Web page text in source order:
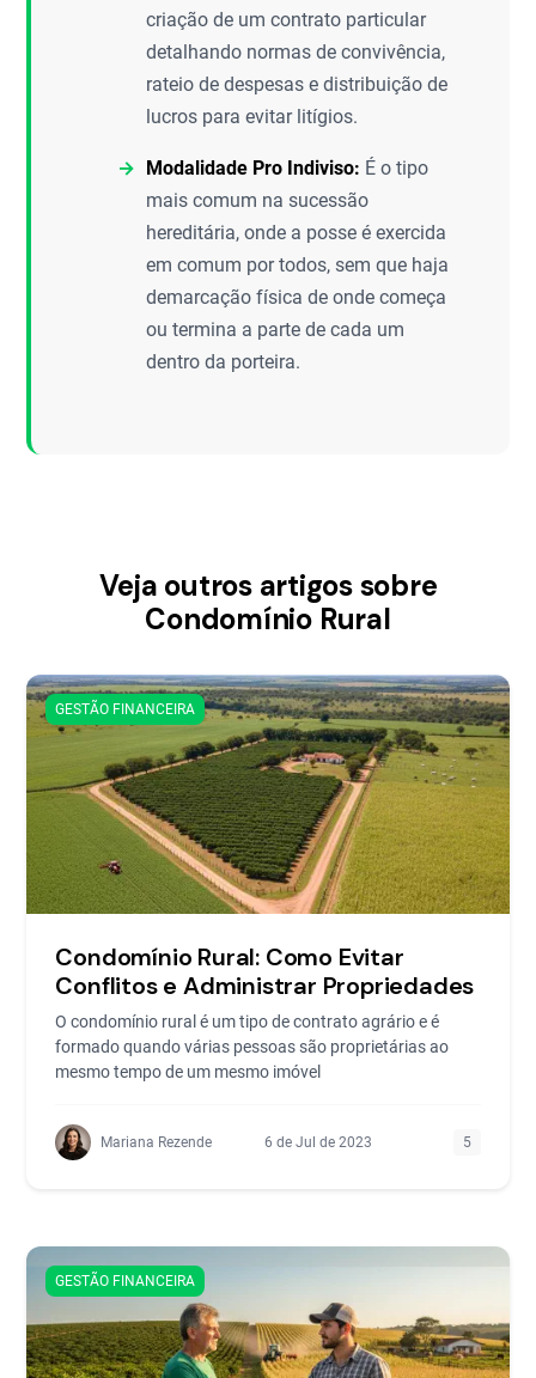
criação de um contrato particular
detalhando normas de convivência,
rateio de despesas e distribuição de
lucros para evitar litígios.
Modalidade Pro Indiviso: É o tipo
mais comum na sucessão
hereditária, onde a posse é exercida
em comum por todos, sem que haja
demarcação física de onde começa
ou termina a parte de cada um
dentro da porteira.
Veja outros artigos sobre
Condomínio Rural
GESTÃO FINANCEIRA
Condomínio Rural: Como Evitar
Conflitos e Administrar Propriedades
O condomínio rural é um tipo de contrato agrário e é
formado quando várias pessoas são proprietárias ao
mesmo tempo de um mesmo imóvel
Mariana Rezende 6 de Jul de 2023 5
GESTÃO FINANCEIRA